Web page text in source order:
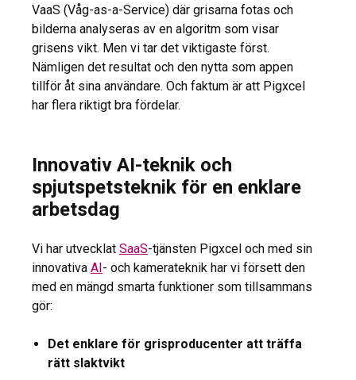
VaaS (Våg-as-a-Service) där grisarna fotas och
bilderna analyseras av en algoritm som visar
grisens vikt. Men vi tar det viktigaste först.
Nämligen det resultat och den nytta som appen
tillför åt sina användare. Och faktum är att Pigxcel
har flera riktigt bra fördelar.
Innovativ AI-teknik och
spjutspetsteknik för en enklare
arbetsdag
Vi har utvecklat SaaS-tjänsten Pigxcel och med sin
innovativa AI- och kamerateknik har vi försett den
med en mängd smarta funktioner som tillsammans
gör:
Det enklare för grisproducenter att träffa
rätt slaktvikt